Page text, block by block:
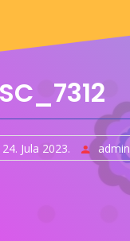
24. Jula 2023. admin